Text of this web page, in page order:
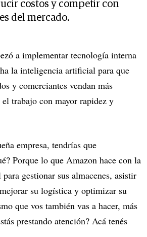
costos y competir con
del mercado.
a implementar tecnología interna
la inteligencia artificial para que
y comerciantes vendan más
trabajo con mayor rapidez y
empresa, tendrías que
Porque lo que Amazon hace con la
gestionar sus almacenes, asistir
su logística y optimizar su
que vos también vas a hacer, más
prestando atención? Acá tenés